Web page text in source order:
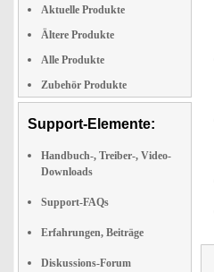
Aktuelle Produkte
Ältere Produkte
Alle Produkte
Zubehör Produkte
Support-Elemente:
Handbuch-, Treiber-, Video-
Downloads
Support-FAQs
Erfahrungen, Beiträge
Diskussions-Forum